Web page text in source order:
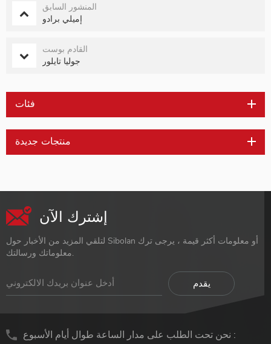
المنشور السابق
إميلي برادو
القادم بوست
جوليا تايلور
فئات
منتجات جديدة
إشترك الآن
لتلقي المزيد من الأخبار حول Sibolan أو معلومات أكثر قيمة ، يرجى ترك
معلوماتك ورسالتك.
نحن تحت الطلب على مدار الساعة طوال أيام الأسبوع :